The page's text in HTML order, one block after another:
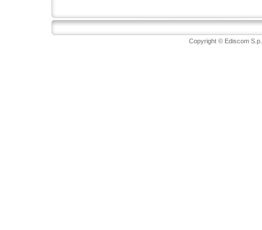
Copyright © Ediscom